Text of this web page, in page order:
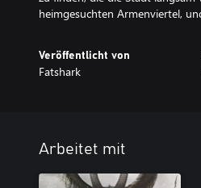
heimgesuchten Armenviertel,
Veröffentlicht von
Fatshark
Arbeitet mit